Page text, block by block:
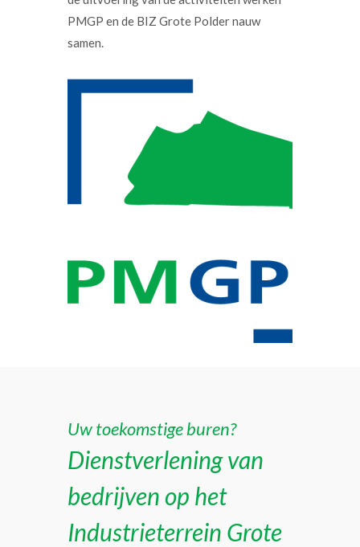
PMGP en de BIZ Grote Polder nauw
samen.
Uw toekomstige buren?
Dienstverlening van
bedrijven op het
Industrieterrein Grote